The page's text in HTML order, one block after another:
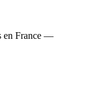
en France —